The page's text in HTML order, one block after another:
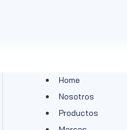
Home
Nosotros
Productos